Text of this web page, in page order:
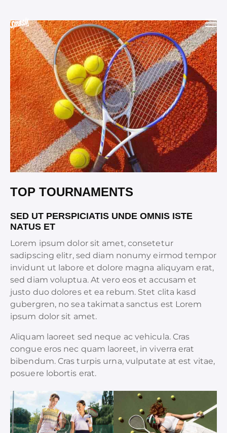
TOP TOURNAMENTS
SED UT PERSPICIATIS UNDE OMNIS ISTE
NATUS ET
Lorem ipsum dolor sit amet, consetetur
sadipscing elitr, sed diam nonumy eirmod tempor
invidunt ut labore et dolore magna aliquyam erat,
sed diam voluptua. At vero eos et accusam et
justo duo dolores et ea rebum. Stet clita kasd
gubergren, no sea takimata sanctus est Lorem
ipsum dolor sit amet.
Aliquam laoreet sed neque ac vehicula. Cras
congue eros nec quam laoreet, in viverra erat
bibendum. Cras turpis urna, vulputate at est vitae,
posuere lobortis erat.